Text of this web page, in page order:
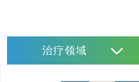
治疗领域